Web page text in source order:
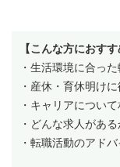
【こんな方におすす
・生活環境に合っ
・産休・育休明け
・キャリアについ
・どんな求人があ
・転職活動のアド